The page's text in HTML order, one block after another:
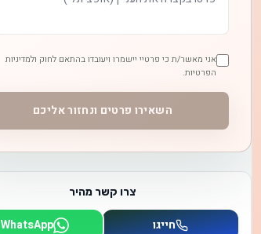
אני מאשר/ת כי פרטיי יישמרו ויעובדו בהתאם לחוק ולמדיניות
הפרטיות.
השאירו פרטים ונחזור אליכם
צרו קשר מהיר
חייגו WhatsApp